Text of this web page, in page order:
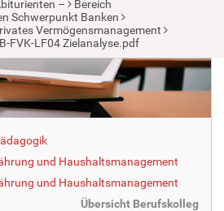
–
Bereich
Schwerpunkt Banken
Vermögensmanagement
FVK-LF04 Zielanalyse.pdf
und Haus­halts­ma­nage­ment
und Haus­halts­ma­nage­ment
Übersicht Berufskolleg